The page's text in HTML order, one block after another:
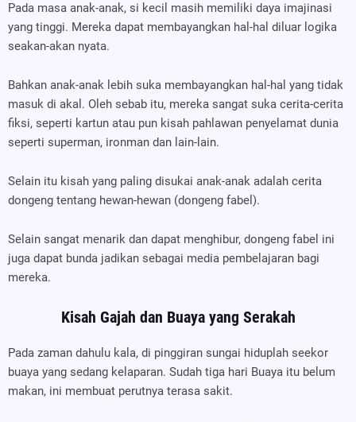
Pada masa anak-anak, si kecil masih memiliki daya imajinasi
yang tinggi. Mereka dapat membayangkan hal-hal diluar logika
seakan-akan nyata.
Bahkan anak-anak lebih suka membayangkan hal-hal yang tidak
masuk di akal. Oleh sebab itu, mereka sangat suka cerita-cerita
fiksi, seperti kartun atau pun kisah pahlawan penyelamat dunia
seperti superman, ironman dan lain-lain.
Selain itu kisah yang paling disukai anak-anak adalah cerita
dongeng tentang hewan-hewan (dongeng fabel).
Selain sangat menarik dan dapat menghibur, dongeng fabel ini
juga dapat bunda jadikan sebagai media pembelajaran bagi
mereka.
Kisah Gajah dan Buaya yang Serakah
Pada zaman dahulu kala, di pinggiran sungai hiduplah seekor
buaya yang sedang kelaparan. Sudah tiga hari Buaya itu belum
makan, ini membuat perutnya terasa sakit.